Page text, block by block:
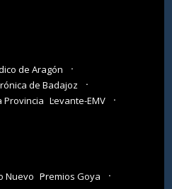
de Aragón
de Badajoz
Provincia Levante-EMV
Nuevo Premios Goya